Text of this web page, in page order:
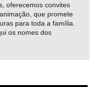
oferecemos convites
que promete
para toda a família.
os nomes dos